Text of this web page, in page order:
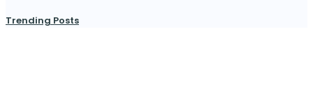
Trending Posts